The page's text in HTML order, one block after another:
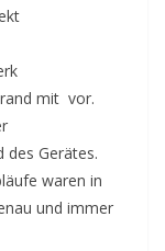
mit vor.
des Gerätes.
waren in
und immer